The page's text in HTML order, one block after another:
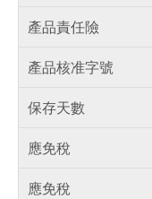
產品責任險
產品核准字號
保存天數
應免稅
應免稅